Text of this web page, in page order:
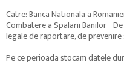
Catre: Banca Nationala a
Combatere a Spalarii Banilor -
legale de raportare, de
Pe ce perioada stocam datele